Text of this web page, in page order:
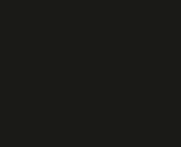
do que os membros do
quais atletas encaixariam no